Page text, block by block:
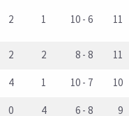
2 1 10 - 6 11
2 2 8 - 8 11
4 1 10 - 7 10
0 4 6 - 8 9